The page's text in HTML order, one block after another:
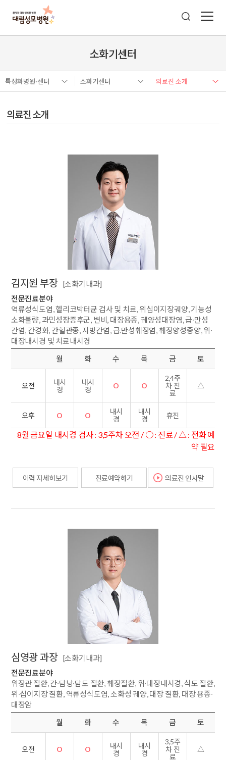
소화기센터
특성화병원·센터 소화기센터 의료진 소개
의료진 소개
김지원 부장 [소화기내과]
전문진료분야
역류성식도염, 헬리코박터균 검사 및 치료, 위십이지장궤양, 기능성
소화불량, 과민성장증후군, 변비, 대장용종, 궤양성대장염, 급∙만성
간염, 간경화, 간혈관종, 지방간염, 급.만성췌장염, 췌장양성종양, 위∙
대장내시경 및 치료내시경
월
화 수 목 금 토
오전
내시
경
내시
경
O O
2,4주
차 진
료
△
오후 O O
내시
경
내시
경
휴진
8월 금요일 내시경 검사 : 3,5주차 오전 / ○ : 진료 / △ : 전화 예
약 필요
이력 자세히보기 진료예약하기 의료진 인사말
심영광 과장 [소화기내과]
전문진료분야
위장관 질환, 간∙담낭∙담도 질환, 췌장질환, 위∙대장내시경, 식도 질환,
위∙십이지장 질환, 역류성식도염, 소화성 궤양, 대장 질환, 대장 용종∙
대장암
월
화 수 목 금 토
오전 O O
내시
경
내시
경
3,5주
차 진
료
△